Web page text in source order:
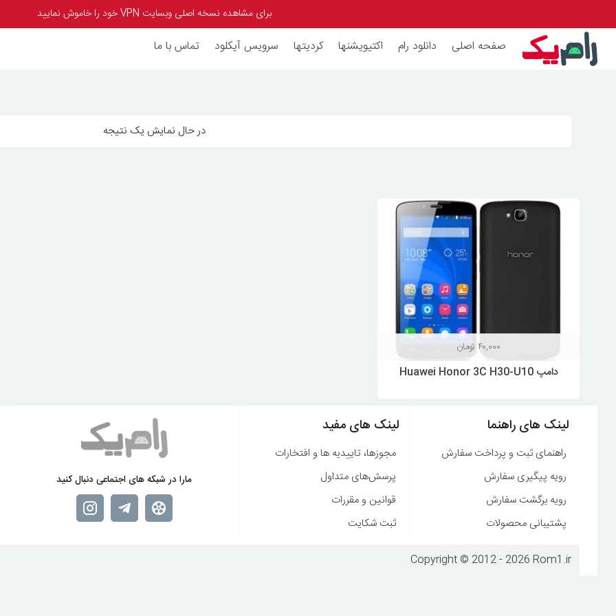
برای مشاهده نسخه اصلی وبسایت VPN خود را خاموش نمایید
صفحه اصلی دانلود رام اکتیویشنها کردیتها سرویس آیکلود تماس با ما
در حال نمایش یک نتیجه
دامپ Huawei Honor 3C H30-U10
۴۰,۰۰۰ تومان
لینک های راهنما
راهنمای ثبت و پرداخت سفارش
رویه پیگیری سفارش
رویه برگشت سفارش
پشتیبانی محصولات
لینک های مفید
مجوزها، تاییدیه ها و افتخارات
پرسش‌های متداول
قوانین و مقررات
ثبت شکایت
مارا در شبکه های اجتماعی دنبال کنید
Copyright © 2012 - 2026 Rom1.ir